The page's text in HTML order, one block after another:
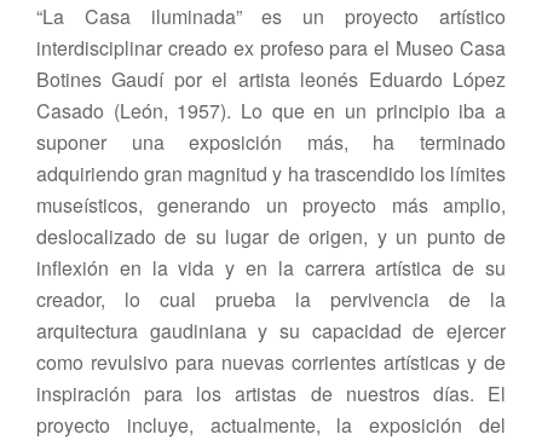
“La Casa iluminada” es un proyecto artístico
interdisciplinar creado ex profeso para el Museo Casa
Botines Gaudí por el artista leonés Eduardo López
Casado (León, 1957). Lo que en un principio iba a
suponer una exposición más, ha terminado
adquiriendo gran magnitud y ha trascendido los límites
museísticos, generando un proyecto más amplio,
deslocalizado de su lugar de origen, y un punto de
inflexión en la vida y en la carrera artística de su
creador, lo cual prueba la pervivencia de la
arquitectura gaudiniana y su capacidad de ejercer
como revulsivo para nuevas corrientes artísticas y de
inspiración para los artistas de nuestros días. El
proyecto incluye, actualmente, la exposición del